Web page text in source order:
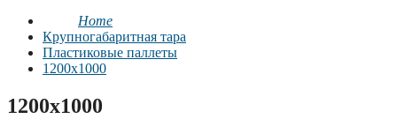
Home
Крупногабаритная тара
Пластиковые паллеты
1200х1000
1200х1000